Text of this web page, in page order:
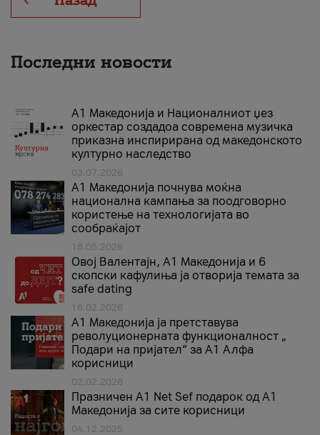
Последни новости
А1 Македонија и Националниот џез
оркестар создадоа современа музичка
приказна инспирирана од македонското
културно наследство
03.07.2026
A1 Македонија почнува моќна
национална кампања за поодговорно
користење на технологијата во
сообраќајот
18.05.2026
Овој Валентајн, A1 Македонија и 6
скопски кафулиња ја отворија темата за
safe dating
16.02.2026
А1 Македонија ја претставува
револуционерната функционалност „
Подари на пријател“ за А1 Алфа
корисници
02.02.2026
Празничен A1 Net Sеf подарок од А1
Македонија за сите корисници
04.12.2025